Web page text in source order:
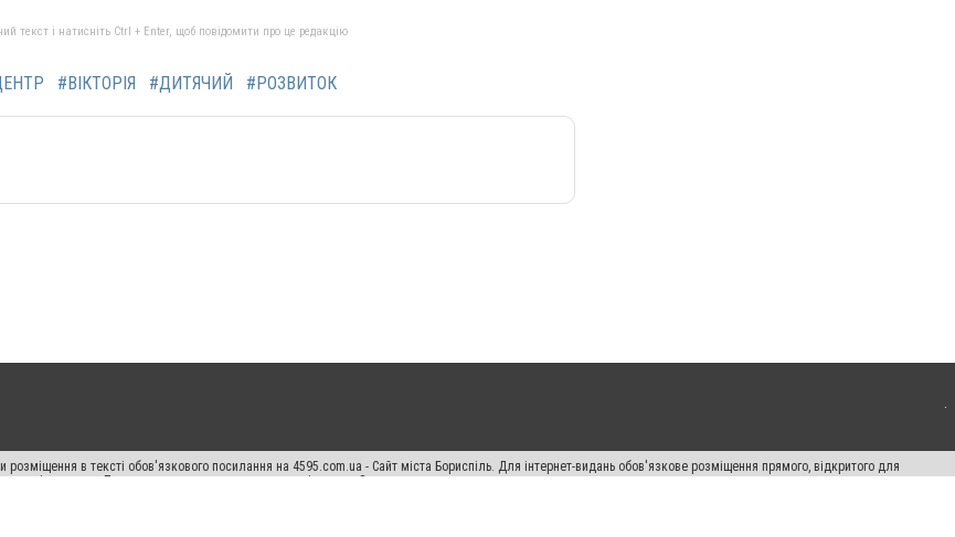
текст і натисніть Ctrl + Enter, щоб повідомити про це редакцію
#ВІКТОРІЯ #ДИТЯЧИЙ #РОЗВИТОК
в тексті обов'язкового посилання на 4595.com.ua - Сайт міста Бориспіль. Для інтернет-видань обов'язкове розміщення прямого, відкритого для
якості джерела. Порушення виняткових прав переслідується Законом.